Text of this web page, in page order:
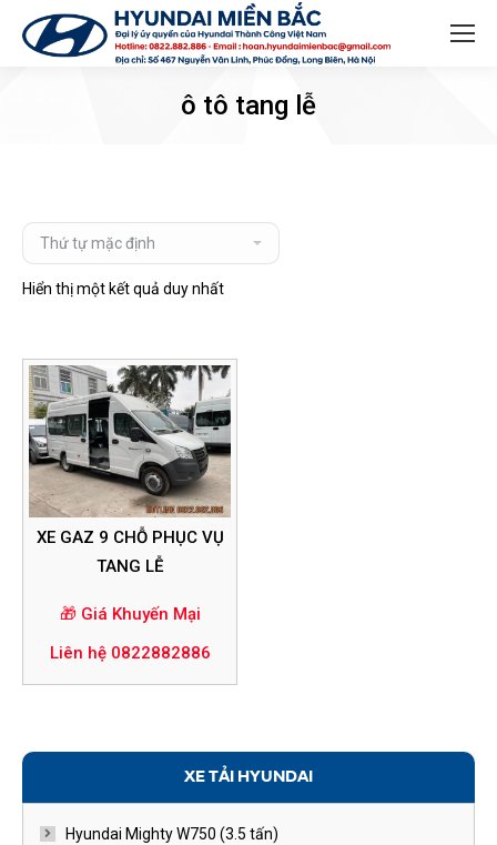
Search:
ô tô tang lễ
Hiển thị một kết quả duy nhất
XE GAZ 9 CHỖ PHỤC VỤ
TANG LỄ
🎁 Giá Khuyến Mại
Liên hệ 0822882886
XE TẢI HYUNDAI
Hyundai Mighty W750 (3.5 tấn)